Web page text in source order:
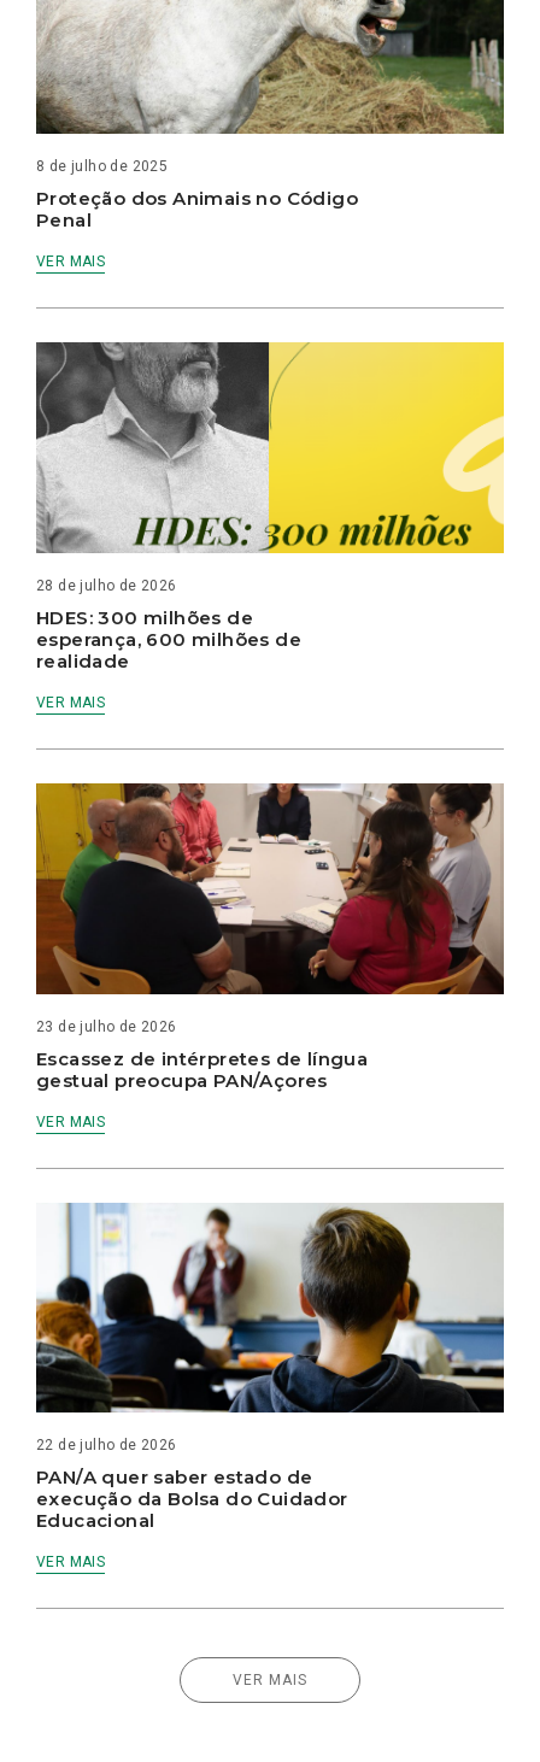
8 de julho de 2025
Proteção dos Animais no Código
Penal
VER MAIS
28 de julho de 2026
HDES: 300 milhões de
esperança, 600 milhões de
realidade
VER MAIS
23 de julho de 2026
Escassez de intérpretes de língua
gestual preocupa PAN/Açores
VER MAIS
22 de julho de 2026
PAN/A quer saber estado de
execução da Bolsa do Cuidador
Educacional
VER MAIS
VER MAIS